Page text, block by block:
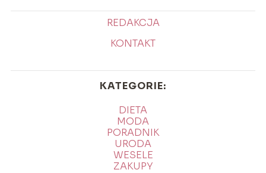
REDAKCJA
KONTAKT
KATEGORIE:
DIETA
MODA
PORADNIK
URODA
WESELE
ZAKUPY